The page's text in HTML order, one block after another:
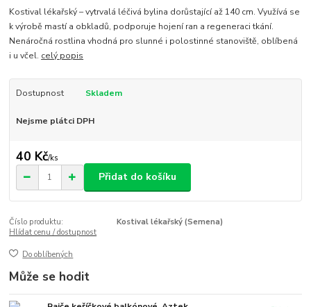
Kostival lékařský – vytrvalá léčivá bylina dorůstající až 140 cm. Využívá se
k výrobě mastí a obkladů, podporuje hojení ran a regeneraci tkání.
Nenáročná rostlina vhodná pro slunné i polostinné stanoviště, oblíbená
i u včel. celý popis
Dostupnost Skladem
Nejsme plátci DPH
40 Kč/ks
Přidat do košíku
Číslo produktu:
Kostival lékařský (Semena)
Hlídat cenu / dostupnost
Do oblíbených
Může se hodit